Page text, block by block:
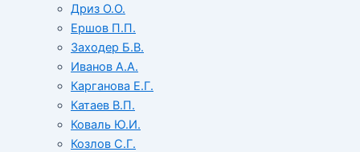
Дриз О.О.
Ершов П.П.
Заходер Б.В.
Иванов А.А.
Карганова Е.Г.
Катаев В.П.
Коваль Ю.И.
Козлов С.Г.